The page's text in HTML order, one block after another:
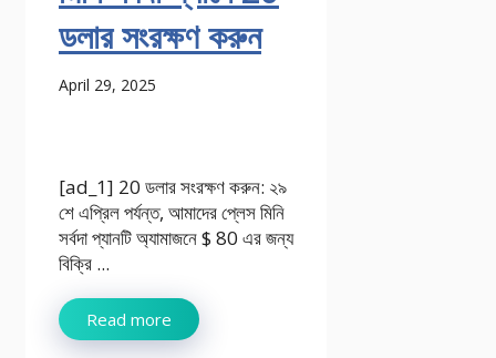
ডলার সংরক্ষণ করুন
April 29, 2025
[ad_1] 20 ডলার সংরক্ষণ করুন: ২৯
শে এপ্রিল পর্যন্ত, আমাদের প্লেস মিনি
সর্বদা প্যানটি অ্যামাজনে $ 80 এর জন্য
বিক্রি ...
Read more